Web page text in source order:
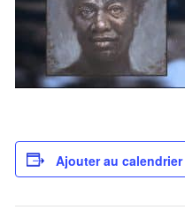
Ajouter au calendrier